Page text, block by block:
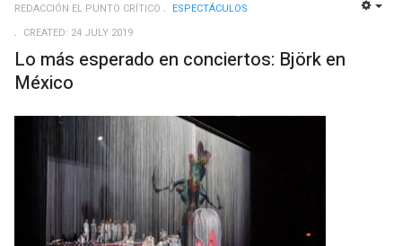
REDACCIÓN EL PUNTO CRÍTICO
ESPECTÁCULOS
CREATED: 24 JULY 2019
Lo más esperado en conciertos: Björk en
México